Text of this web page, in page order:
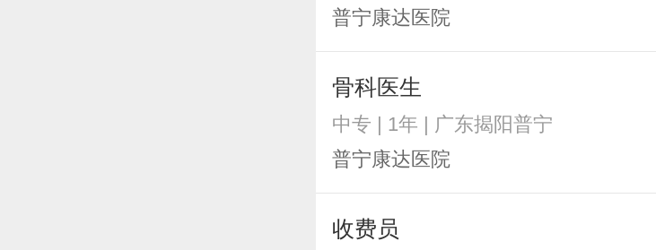
普宁康达医院
骨科医生
中专 | 1年 | 广东揭阳普宁
普宁康达医院
收费员